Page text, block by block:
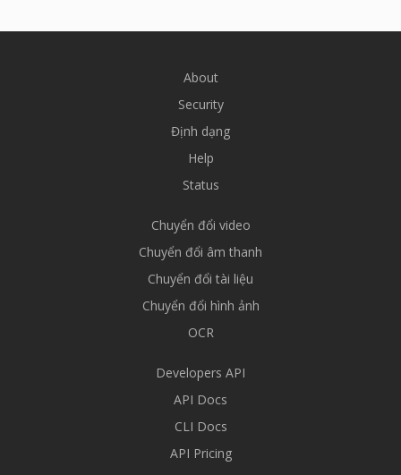
About
Security
Định dạng
Help
Status
Chuyển đổi video
Chuyển đổi âm thanh
Chuyển đổi tài liệu
Chuyển đổi hình ảnh
OCR
Developers API
API Docs
CLI Docs
API Pricing